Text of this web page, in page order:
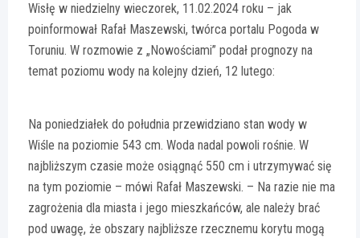
Wisłę w niedzielny wieczorek, 11.02.2024 roku – jak
poinformował Rafał Maszewski, twórca portalu Pogoda w
Toruniu. W rozmowie z „Nowościami” podał prognozy na
temat poziomu wody na kolejny dzień, 12 lutego:
Na poniedziałek do południa przewidziano stan wody w
Wiśle na poziomie 543 cm. Woda nadal powoli rośnie. W
najbliższym czasie może osiągnąć 550 cm i utrzymywać się
na tym poziomie – mówi Rafał Maszewski. – Na razie nie ma
zagrożenia dla miasta i jego mieszkańców, ale należy brać
pod uwagę, że obszary najbliższe rzecznemu korytu mogą